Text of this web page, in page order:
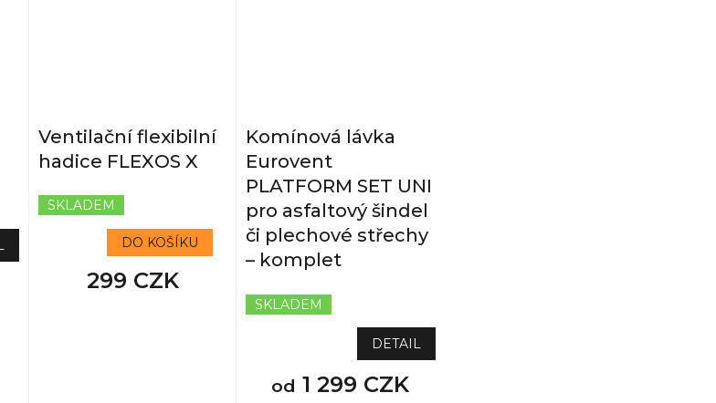
Ventilační flexibilní
hadice FLEXOS X
SKLADEM
299 CZK
DO KOŠÍKU
Komínová lávka
Eurovent
PLATFORM SET UNI
pro asfaltový šindel
či plechové střechy
– komplet
hodnocení
produktu
5,0
z
SKLADEM
od 1 299 CZK
DETAIL